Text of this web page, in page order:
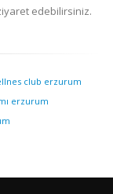
edebilirsiniz.
club erzurum
erzurum